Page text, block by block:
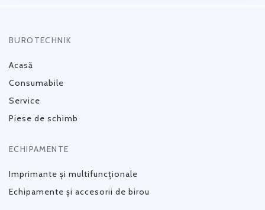
BUROTECHNIK
Acasă
Consumabile
Service
Piese de schimb
ECHIPAMENTE
Imprimante și multifuncționale
Echipamente și accesorii de birou